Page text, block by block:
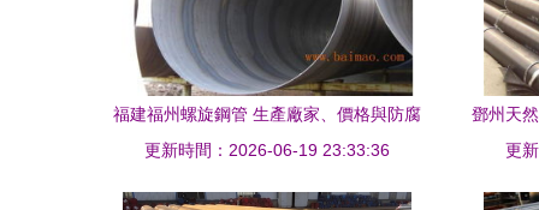
福建福州螺旋鋼管 生產廠家、價格與防腐
鋼管應用解析
更新時間：2026-06-19 23:33:36
鄧州天
更